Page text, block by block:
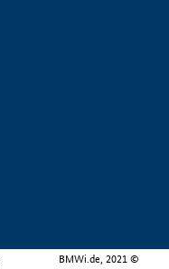
BMWi.de, 2021 ©